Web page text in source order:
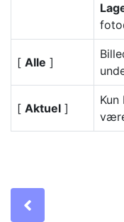
[ Alle ]
[ Aktuel ]